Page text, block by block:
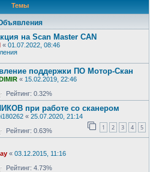
Темы
на Scan Master CAN
« 01.07.2022, 08:46
поддержки ПО Мотор-Скан
« 15.02.2019, 22:46
Рейтинг: 0.32%
при работе со сканером
« 25.07.2020, 21:14
1 2 3 4 5
Рейтинг: 0.63%
« 03.12.2015, 11:16
Рейтинг: 4.73%